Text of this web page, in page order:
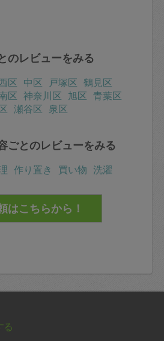
のレビューをみる
区 中区 戸塚区 鶴見区
区 神奈川区 旭区 青葉区
瀬谷区 泉区
ごとのレビューをみる
作り置き 買い物 洗濯
る